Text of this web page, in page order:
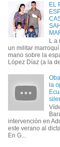
EL
L a
un militar
mano sobre la
López Díaz (a la
la
intervención en
este verano al
En G...